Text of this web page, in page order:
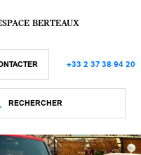
BERTEAUX
+33 2 37 38 94 20